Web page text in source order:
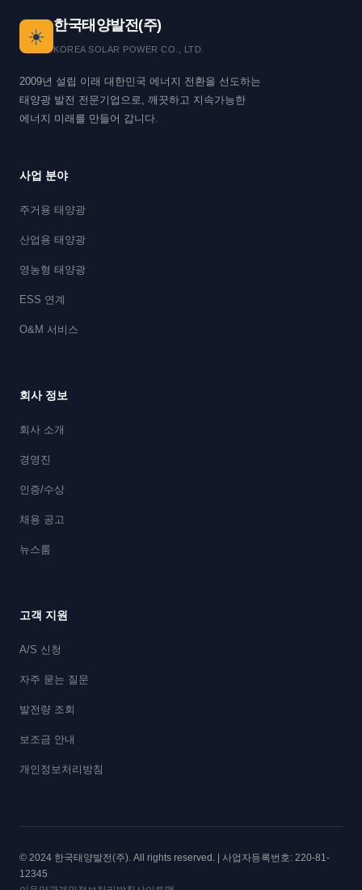
☀️
한국태양발전(주)
KOREA SOLAR POWER CO., LTD.
2009년 설립 이래 대한민국 에너지 전환을 선도하는
태양광 발전 전문기업으로, 깨끗하고 지속가능한
에너지 미래를 만들어 갑니다.
사업 분야
주거용 태양광
산업용 태양광
영농형 태양광
ESS 연계
O&M 서비스
회사 정보
회사 소개
경영진
인증/수상
채용 공고
뉴스룸
고객 지원
A/S 신청
자주 묻는 질문
발전량 조회
보조금 안내
개인정보처리방침
© 2024 한국태양발전(주). All rights reserved. | 사업자등록번호: 220-81-
12345